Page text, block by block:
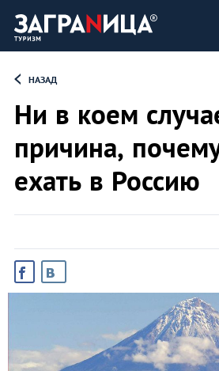
НАЗАД
Ни в коем
причина,
ехать в Россию